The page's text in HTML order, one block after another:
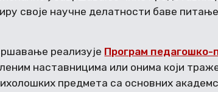
своје научне делатности баве
реализује Програм педагошко-
наставницима или онима који
предмета са основних